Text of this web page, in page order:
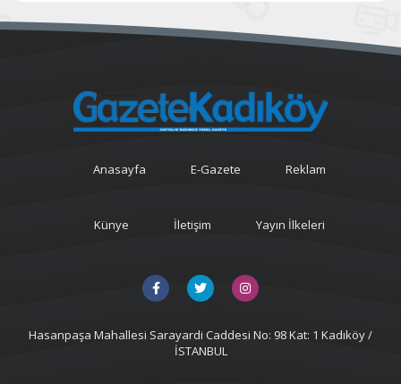
Anasayfa E-Gazete Reklam
Künye İletişim Yayın İlkeleri
Hasanpaşa Mahallesi Sarayardi Caddesi No: 98 Kat: 1 Kadıköy /
İSTANBUL